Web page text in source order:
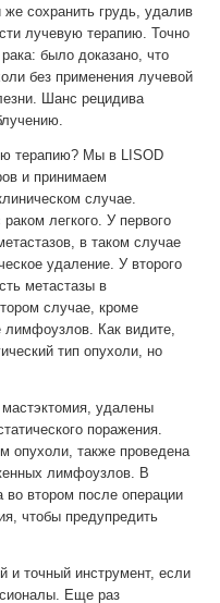
сохранить грудь, удалив
лучевую терапию. Точно
было доказано, что
без применения лучевой
Шанс рецидива
терапию? Мы в LISOD
и принимаем
случае.
легкого. У первого
в таком случае
удаление. У второго
метастазы в
случае, кроме
лимфоузлов. Как видите,
тип опухоли, но
удалены
поражения.
опухоли, также проведена
лимфоузлов. В
во втором после операции
чтобы предупредить
точный инструмент, если
Еще раз